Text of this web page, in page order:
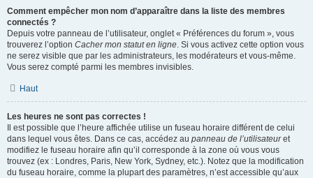
Comment empêcher mon nom d’apparaître dans la liste des membres
connectés ?
Depuis votre panneau de l’utilisateur, onglet « Préférences du forum », vous
trouverez l’option Cacher mon statut en ligne. Si vous activez cette option vous
ne serez visible que par les administrateurs, les modérateurs et vous-même.
Vous serez compté parmi les membres invisibles.
Haut
Les heures ne sont pas correctes !
Il est possible que l’heure affichée utilise un fuseau horaire différent de celui
dans lequel vous êtes. Dans ce cas, accédez au panneau de l’utilisateuret
modifiez le fuseau horaire afin qu’il corresponde à la zone où vous vous
trouvez (ex : Londres, Paris, New York, Sydney, etc.). Notez que la modification
du fuseau horaire, comme la plupart des paramètres, n’est accessible qu’aux